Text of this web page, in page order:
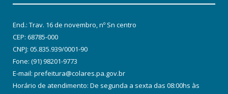
End.: Trav. 16 de novembro, nº Sn centro
CEP: 68785-000
CNPJ: 05.835.939/0001-90
Fone: (91) 98201-9773
E-mail: prefeitura@colares.pa.gov.br
Horário de atendimento: De segunda a sexta das 08:00hs às